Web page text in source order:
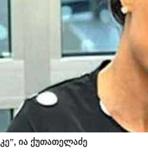
ია ქუთათელაძე